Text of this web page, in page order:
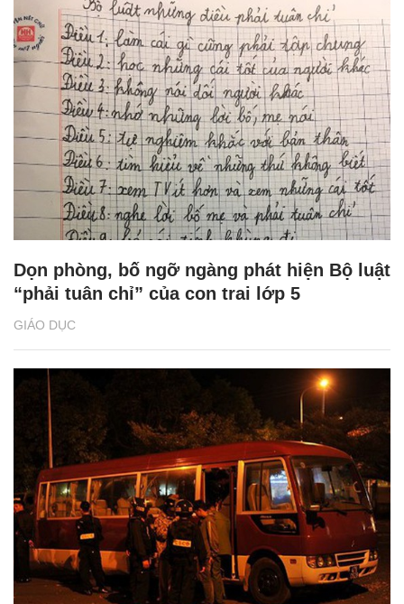
GIÁO DỤC
Dọn phòng, bố ngỡ ngàng phát hiện Bộ luật
“phải tuân chỉ” của con trai lớp 5